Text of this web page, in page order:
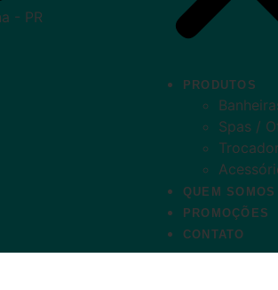
- PR
PRODUTOS
Spas /
QUEM SOMOS
PROMOÇÕES
CONTATO